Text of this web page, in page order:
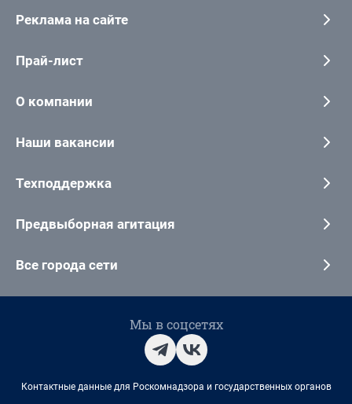
Реклама на сайте
Прай-лист
О компании
Наши вакансии
Техподдержка
Предвыборная агитация
Все города сети
Мы в соцсетях
Контактные данные для Роскомнадзора и государственных органов